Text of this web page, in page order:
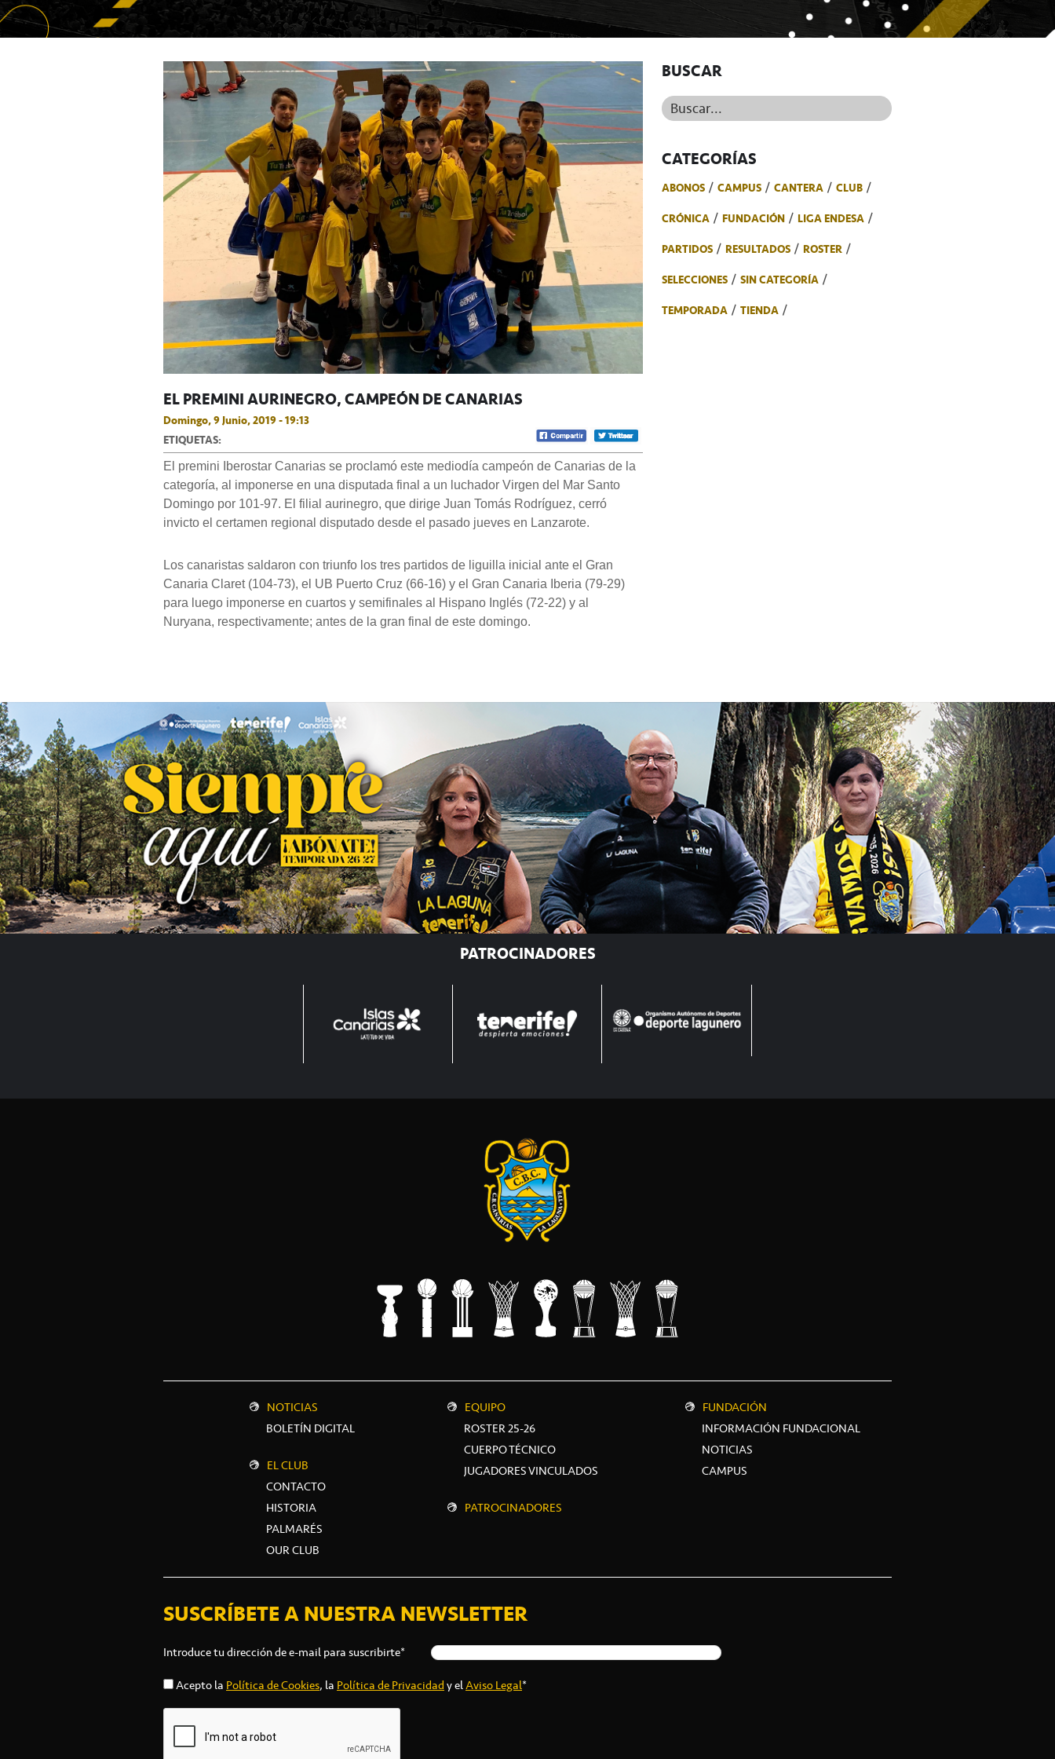
EL PREMINI AURINEGRO, CAMPEÓN DE CANARIAS
Domingo, 9 Junio, 2019 - 19:13
ETIQUETAS:
El premini Iberostar Canarias se proclamó este mediodía campeón de Canarias de la
categoría, al imponerse en una disputada final a un luchador Virgen del Mar Santo
Domingo por 101-97. El filial aurinegro, que dirige Juan Tomás Rodríguez, cerró
invicto el certamen regional disputado desde el pasado jueves en Lanzarote.
Los canaristas saldaron con triunfo los tres partidos de liguilla inicial ante el Gran
Canaria Claret (104-73), el UB Puerto Cruz (66-16) y el Gran Canaria Iberia (79-29)
para luego imponerse en cuartos y semifinales al Hispano Inglés (72-22) y al
Nuryana, respectivamente; antes de la gran final de este domingo.
BUSCAR
Buscar...
CATEGORÍAS
ABONOS CAMPUS CANTERA
CLUB
CRÓNICA
FUNDACIÓN
LIGA ENDESA
PARTIDOS
RESULTADOS
ROSTER
SELECCIONES
SIN CATEGORÍA
TEMPORADA
TIENDA
PATROCINADORES
NOTICIAS
BOLETÍN DIGITAL
EL CLUB
CONTACTO
HISTORIA
PALMARÉS
OUR CLUB
EQUIPO
ROSTER 25-26
CUERPO TÉCNICO
JUGADORES VINCULADOS
PATROCINADORES
FUNDACIÓN
INFORMACIÓN FUNDACIONAL
NOTICIAS
CAMPUS
SUSCRÍBETE A NUESTRA NEWSLETTER
Introduce tu dirección de e-mail para suscribirte*
Acepto laPolítica de Cookies, laPolítica de Privacidady elAviso Legal*